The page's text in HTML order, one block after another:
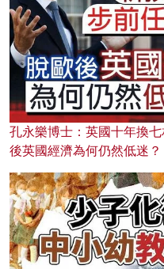
孔永樂博士：英國十年換
後英國經濟為何仍然低迷？